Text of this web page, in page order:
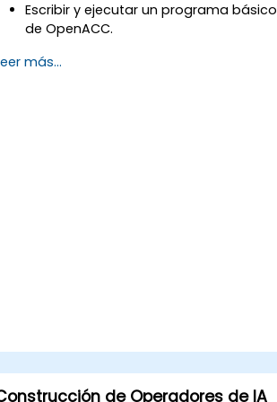
Escribir y ejecutar un programa básico
de OpenACC.
cláusulas de OpenACC.
más...
de Operadores de IA